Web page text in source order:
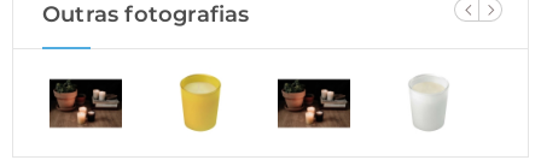
Outras fotografias